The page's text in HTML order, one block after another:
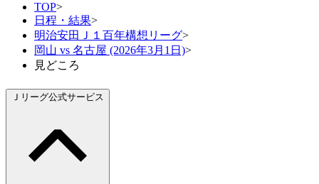
TOP>
日程・結果>
明治安田Ｊ１百年構想リーグ>
岡山 vs 名古屋 (2026年3月1日)>
見どころ
Ｊリーグ公式サービス